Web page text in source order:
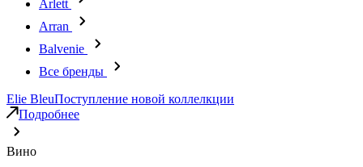
Arlett
Arran
Balvenie
Все бренды
Elie BleuПоступление новой коллелкции
Подробнее
Вино